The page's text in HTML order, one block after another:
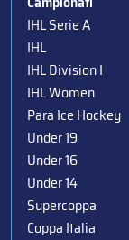
IHL Serie A
IHL
IHL Division I
IHL Women
Para Ice Hockey
Under 19
Under 16
Under 14
Supercoppa
Coppa Italia